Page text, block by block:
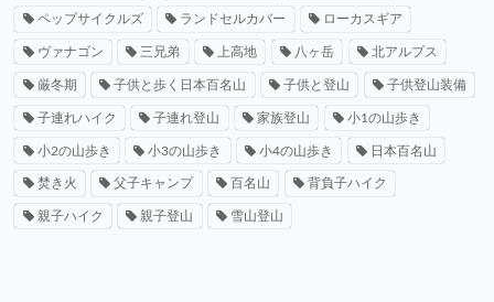
ペップサイクルズ ランドセルカバー ローカスギア
ヴァナゴン 三兄弟 上高地 八ヶ岳 北アルプス
厳冬期 子供と歩く日本百名山 子供と登山 子供登山装備
子連れハイク 子連れ登山 家族登山 小1の山歩き
小2の山歩き 小3の山歩き 小4の山歩き 日本百名山
焚き火 父子キャンプ 百名山 背負子ハイク
親子ハイク 親子登山 雪山登山